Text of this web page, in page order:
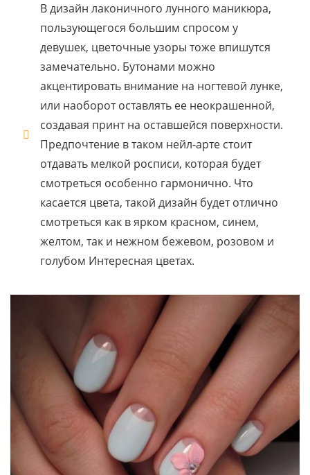
В дизайн лаконичного лунного маникюра,
пользующегося большим спросом у
девушек, цветочные узоры тоже впишутся
замечательно. Бутонами можно
акцентировать внимание на ногтевой лунке,
или наоборот оставлять ее неокрашенной,
создавая принт на оставшейся поверхности.
Предпочтение в таком нейл-арте стоит
отдавать мелкой росписи, которая будет
смотреться особенно гармонично. Что
касается цвета, такой дизайн будет отлично
смотреться как в ярком красном, синем,
желтом, так и нежном бежевом, розовом и
голубом Интересная цветах.